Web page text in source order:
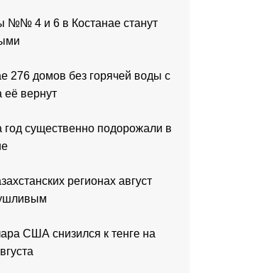
№№ 4 и 6 в Костанае станут
276 домов без горячей воды с
её вернут
год существенно подорожали в
регионах август
США снизился к тенге на